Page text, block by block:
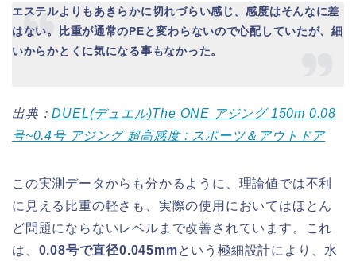
エステルよりもあきらかに切れづらい感じ。感度はそんなに差
はない。比重が通常のPEと変わらないので心配していたが、細
いからかとくに気になる事もなかった。
出典：DUEL(デュエル)The ONE アジング 150m 0.08
号~0.4号 アジング 超高感度 : スポーツ＆アウトドア
この実測データからも分かるように、理論値では不利
に見える比重の軽さも、実際の使用においてはほとん
ど問題にならないレベルまで改善されています。これ
は、 0.08号で直径0.045mmという極細設計により、水